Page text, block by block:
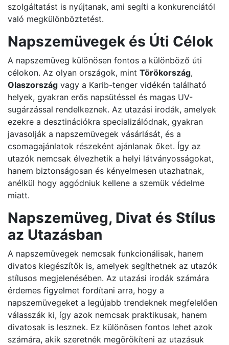
szolgáltatást is nyújtanak, ami segíti a konkurenciától
való megkülönböztetést.
Napszemüvegek és Úti Célok
A napszemüveg különösen fontos a különböző úti
célokon. Az olyan országok, mint Törökország,
Olaszország vagy a Karib-tenger vidékén található
helyek, gyakran erős napsütéssel és magas UV-
sugárzással rendelkeznek. Az utazási irodák, amelyek
ezekre a desztinációkra specializálódnak, gyakran
javasolják a napszemüvegek vásárlását, és a
csomagajánlatok részeként ajánlanak őket. Így az
utazók nemcsak élvezhetik a helyi látványosságokat,
hanem biztonságosan és kényelmesen utazhatnak,
anélkül hogy aggódniuk kellene a szemük védelme
miatt.
Napszemüveg, Divat és Stílus
az Utazásban
A napszemüvegek nemcsak funkcionálisak, hanem
divatos kiegészítők is, amelyek segíthetnek az utazók
stílusos megjelenésében. Az utazási irodák számára
érdemes figyelmet fordítani arra, hogy a
napszemüvegeket a legújabb trendeknek megfelelően
válasszák ki, így azok nemcsak praktikusak, hanem
divatosak is lesznek. Ez különösen fontos lehet azok
számára, akik szeretnék megörökíteni az utazásuk